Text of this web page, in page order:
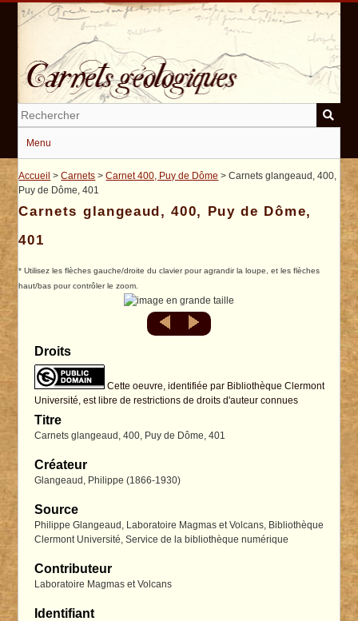
Passer
Menu
Accueil >Carnets >Carnet 400, Puy de Dôme > Carnets glangeaud, 400,
Puy de Dôme, 401
Carnets glangeaud, 400, Puy de Dôme,
401
* Utilisez les flèches gauche/droite du clavier pour agrandir la loupe, et les flèches
haut/bas pour contrôler le zoom.
Droits
Cette oeuvre, identifiée par Bibliothèque Clermont
Université, est libre de restrictions de droits d'auteur connues
Titre
Carnets glangeaud, 400, Puy de Dôme, 401
Créateur
Glangeaud, Philippe (1866-1930)
Source
Philippe Glangeaud, Laboratoire Magmas et Volcans, Bibliothèque
Clermont Université, Service de la bibliothèque numérique
Contributeur
Laboratoire Magmas et Volcans
Identifiant